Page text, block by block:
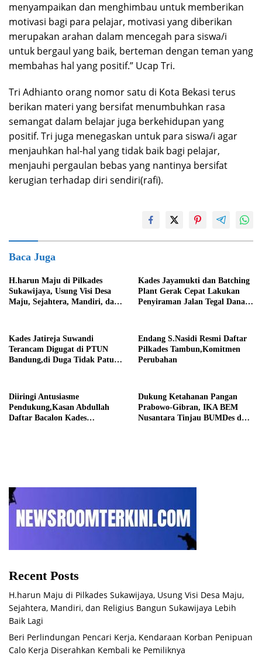
menyampaikan dan menghimbau untuk memberikan
motivasi bagi para pelajar, motivasi yang diberikan
merupakan arahan dalam mencegah para siswa/i
untuk bergaul yang baik, berteman dengan teman yang
membahas hal yang positif.” Ucap Tri.
Tri Adhianto orang nomor satu di Kota Bekasi terus
berikan materi yang bersifat menumbuhkan rasa
semangat dalam belajar juga berkehidupan yang
positif. Tri juga menegaskan untuk para siswa/i agar
menjauhkan hal-hal yang tidak baik bagi pelajar,
menjauhi pergaulan bebas yang nantinya bersifat
kerugian terhadap diri sendiri(rafi).
Baca Juga
H.harun Maju di Pilkades
Sukawijaya, Usung Visi Desa
Maju, Sejahtera, Mandiri, dan
Kades Jayamukti dan Batching
Plant Gerak Cepat Lakukan
Penyiraman Jalan Tegal Danas
Kades Jatireja Suwandi
Terancam Digugat di PTUN
Bandung,di Duga Tidak Patuhi
Endang S.Nasidi Resmi Daftar
Pilkades Tambun,Komitmen
Perubahan
Diiringi Antusiasme
Pendukung,Kasan Abdullah
Daftar Bacalon Kades
Dukung Ketahanan Pangan
Prabowo-Gibran, IKA BEM
Nusantara Tinjau BUMDes dan
Recent Posts
H.harun Maju di Pilkades Sukawijaya, Usung Visi Desa Maju,
Sejahtera, Mandiri, dan Religius Bangun Sukawijaya Lebih
Baik Lagi
Beri Perlindungan Pencari Kerja, Kendaraan Korban Penipuan
Calo Kerja Diserahkan Kembali ke Pemiliknya